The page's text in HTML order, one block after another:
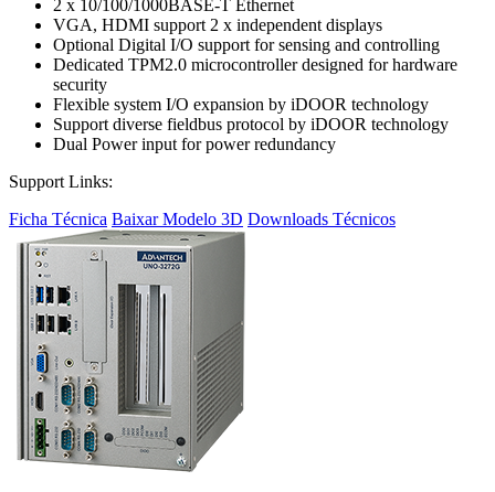
2 x 10/100/1000BASE-T Ethernet
VGA, HDMI support 2 x independent displays
Optional Digital I/O support for sensing and controlling
Dedicated TPM2.0 microcontroller designed for hardware
security
Flexible system I/O expansion by iDOOR technology
Support diverse fieldbus protocol by iDOOR technology
Dual Power input for power redundancy
Support Links:
Ficha Técnica Baixar Modelo 3D Downloads Técnicos